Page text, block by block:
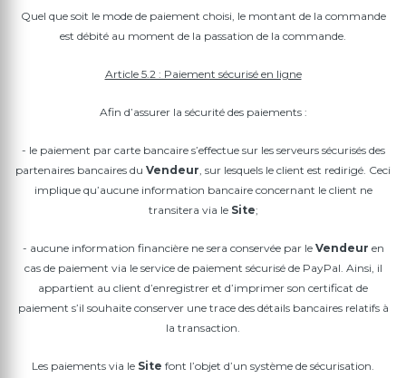
Quel que soit le mode de paiement choisi, le montant de la commande
est débité au moment de la passation de la commande.
Article 5.2 : Paiement sécurisé en ligne
Afin d’assurer la sécurité des paiements :
- le paiement par carte bancaire s’effectue sur les serveurs sécurisés des
partenaires bancaires du Vendeur, sur lesquels le client est redirigé. Ceci
implique qu’aucune information bancaire concernant le client ne
transitera via le Site;
- aucune information financière ne sera conservée par le Vendeur en
cas de paiement via le service de paiement sécurisé de PayPal. Ainsi, il
appartient au client d’enregistrer et d’imprimer son certificat de
paiement s’il souhaite conserver une trace des détails bancaires relatifs à
la transaction.
Les paiements via le Site font l’objet d’un système de sécurisation.